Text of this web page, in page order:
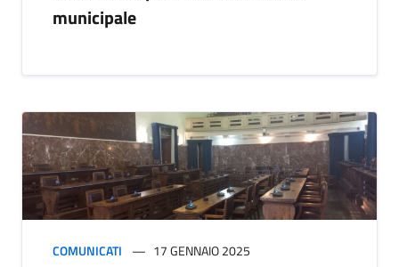
municipale
COMUNICATI 17 GENNAIO 2025